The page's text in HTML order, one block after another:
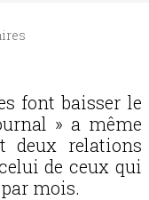
font baisser le
» a même
deux relations
de ceux qui
mois.